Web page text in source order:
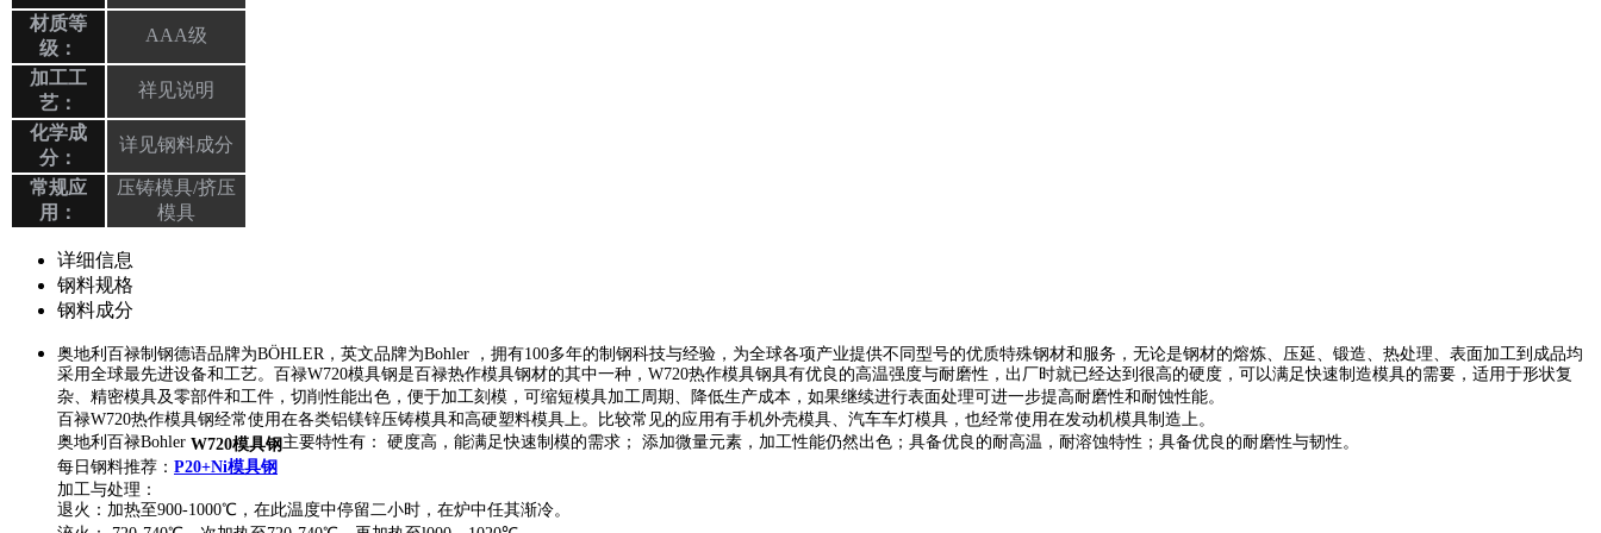
材质等
级：
AAA级
加工工
艺：
祥见说明
化学成
分：
详见钢料成分
常规应
用：
压铸模具/挤压
模具
详细信息
钢料规格
钢料成分
奥地利百禄制钢德语品牌为BÖHLER，英文品牌为Bohler ，拥有100多年的制钢科技与经验，为全球各项产业提供不同型号的优质特殊钢材和服务，无论是钢材的熔炼、压延、锻造、热处理、表面加工到成品均
采用全球最先进设备和工艺。百禄W720模具钢是百禄热作模具钢材的其中一种，W720热作模具钢具有优良的高温强度与耐磨性，出厂时就已经达到很高的硬度，可以满足快速制造模具的需要，适用于形状复
杂、精密模具及零部件和工件，切削性能出色，便于加工刻模，可缩短模具加工周期、降低生产成本，如果继续进行表面处理可进一步提高耐磨性和耐蚀性能。
百禄W720热作模具钢经常使用在各类铝镁锌压铸模具和高硬塑料模具上。比较常见的应用有手机外壳模具、汽车车灯模具，也经常使用在发动机模具制造上。
奥地利百禄Bohler W720模具钢主要特性有： 硬度高，能满足快速制模的需求； 添加微量元素，加工性能仍然出色；具备优良的耐高温，耐溶蚀特性；具备优良的耐磨性与韧性。
每日钢料推荐： P20+Ni模具钢
加工与处理：
退火：加热至900-1000℃，在此温度中停留二小时，在炉中任其渐冷。